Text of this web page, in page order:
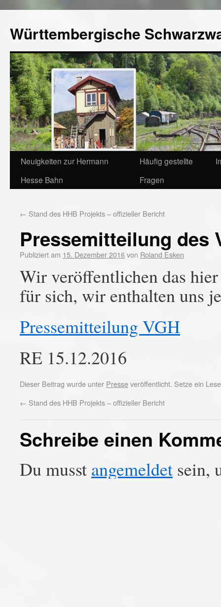
Württembergische
Neuigkeiten zur Hermann
Hesse Bahn
Häufig gestellte
Fragen
← Stand des HHB Projekts – offizieller Bericht
Pressemitteilung des
Publiziert am 15. Dezember 2016von Roland Esken
Wir veröffentlichen das
für sich, wir enthalten uns
Pressemitteilung VGH
RE 15.12.2016
Dieser Beitrag wurde unter Presseveröffentlicht. Setze ein
← Stand des HHB Projekts – offizieller Bericht
Schreibe einen
Du musst angemeldet sein,